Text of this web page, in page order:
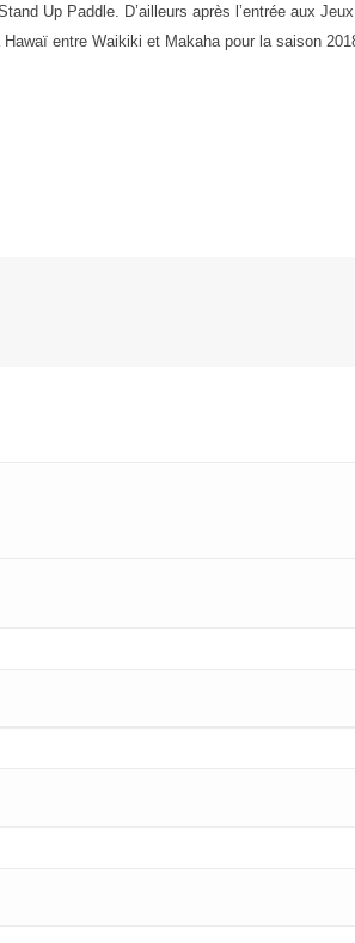
Up Paddle. D’ailleurs après l’entrée aux
entre Waikiki et Makaha pour la saison